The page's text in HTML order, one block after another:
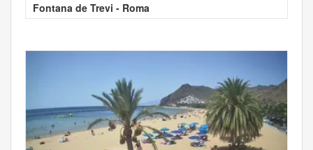
Fontana de Trevi - Roma